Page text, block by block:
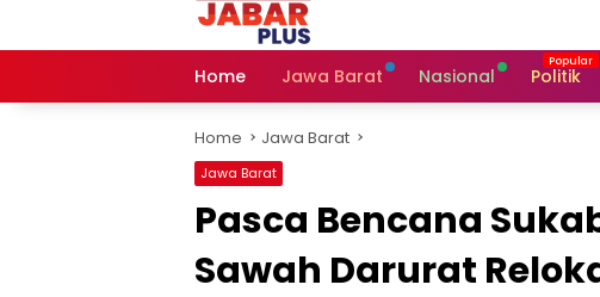
Home Jawa Barat Nasional Politik
Home Jawa Barat
Jawa Barat
Pasca Bencana
Sawah Darurat